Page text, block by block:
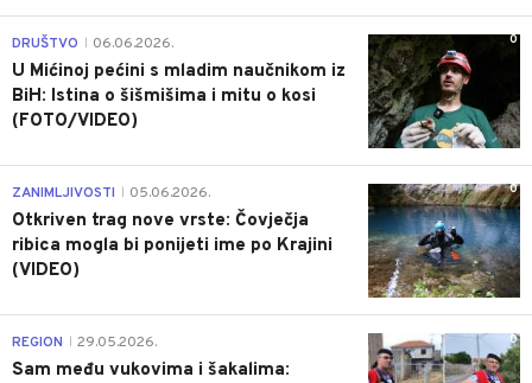
0
DRUŠTVO 06.06.2026.
U Mićinoj pećini s mladim naučnikom iz
BiH: Istina o šišmišima i mitu o kosi
(FOTO/VIDEO)
0
ZANIMLJIVOSTI 05.06.2026.
Otkriven trag nove vrste: Čovječja
ribica mogla bi ponijeti ime po Krajini
(VIDEO)
0
REGION 29.05.2026.
Sam među vukovima i šakalima: